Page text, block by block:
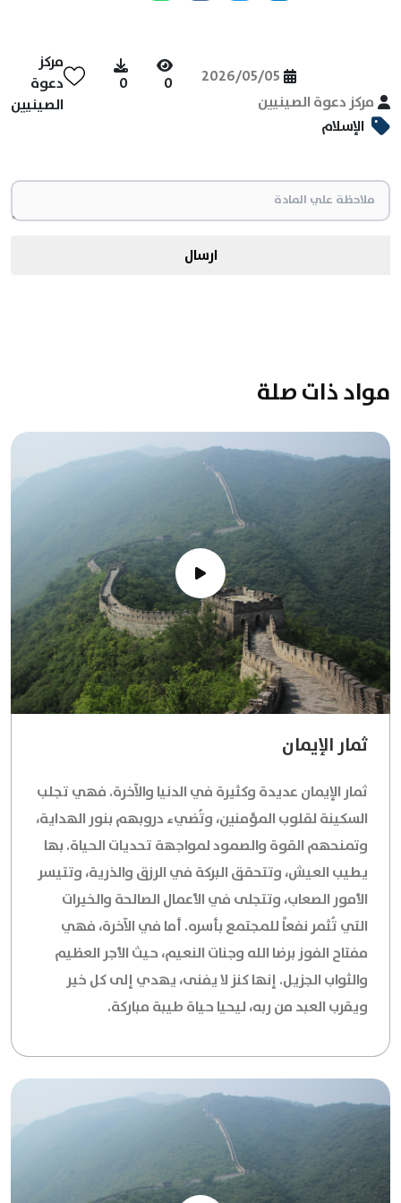
مركز دعوة الصينيين
2026/05/05
0
0
مركز
دعوة
الصينيين
الإسلام
ارسال
مواد ذات صلة
ثمار الإيمان
ثمار الإيمان عديدة وكثيرة في الدنيا والآخرة. فهي تجلب
السكينة لقلوب المؤمنين، وتُضيء دروبهم بنور الهداية،
وتمنحهم القوة والصمود لمواجهة تحديات الحياة. بها
يطيب العيش، وتتحقق البركة في الرزق والذرية، وتتيسر
الأمور الصعاب، وتتجلى في الأعمال الصالحة والخيرات
التي تُثمر نفعاً للمجتمع بأسره. أما في الآخرة، فهي
مفتاح الفوز برضا الله وجنات النعيم، حيث الأجر العظيم
والثواب الجزيل. إنها كنز لا يفنى، يهدي إلى كل خير
ويقرب العبد من ربه، ليحيا حياة طيبة مباركة.